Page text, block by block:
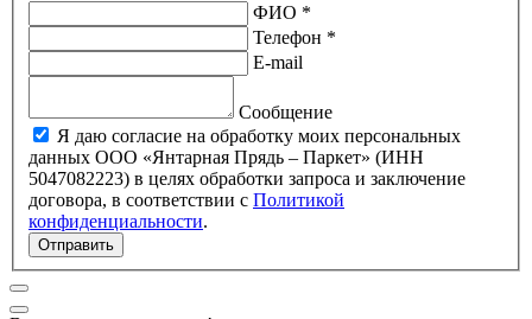
ФИО *
Телефон *
E-mail
Сообщение
Я даю согласие на обработку моих персональных
данных ООО «Янтарная Прядь – Паркет» (ИНН
5047082223) в целях обработки запроса и заключение
договора, в соответствии с Политикой
конфиденциальности.
Отправить